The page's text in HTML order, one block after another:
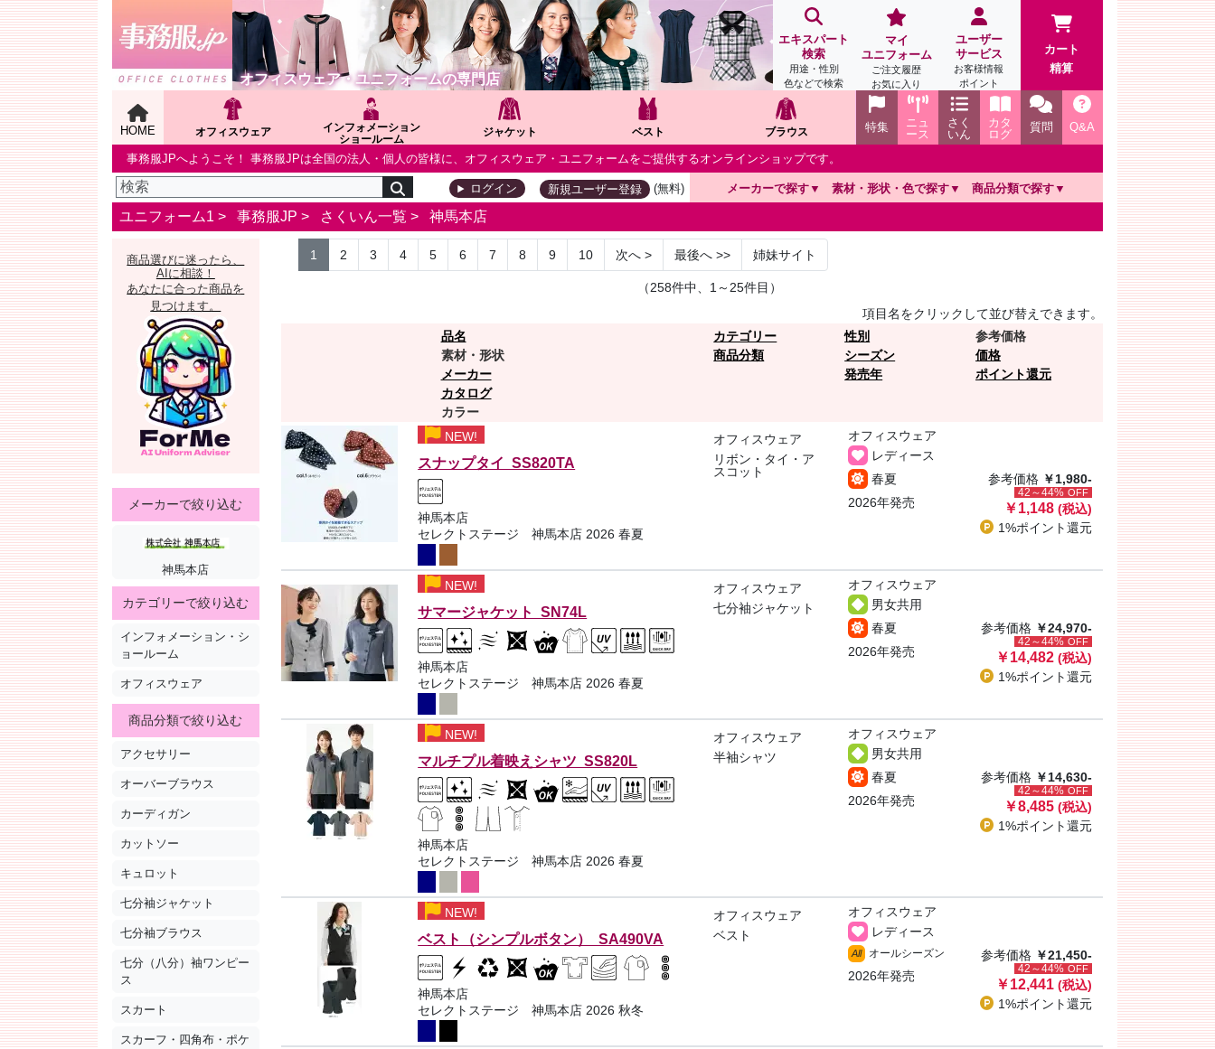
オフィスウェア・ユニフォームの専門店
エキスパート
検索
用途・性別
色などで検索
マイ
ユニフォーム
ご注文履歴
お気に入り
ユーザー
サービス
お客様情報
ポイント
カート
精算
HOME オフィスウェア
インフォメーション
ショールーム
ジャケット ベスト ブラウス Q&A
質問
カタ
ログ
さく
いん
ニュ
ース
特集
事務服JPへようこそ！ 事務服JPは全国の法人・個人の皆様に、オフィスウェア・ユニフォームをご提供するオンラインショップです。
ログイン 新規ユーザー登録 (無料) メーカーで探す 素材・形状・色で探す 商品分類で探す
ユニフォーム1 > 事務服JP > さくいん一覧 > 神馬本店
商品選びに迷ったら、
AIに相談！
あなたに合った商品を
見つけます。
メーカーで絞り込む
神馬本店
カテゴリーで絞り込む
インフォメーション・シ
ョールーム
オフィスウェア
商品分類で絞り込む
アクセサリー
オーバーブラウス
カーディガン
カットソー
キュロット
七分袖ジャケット
七分袖ブラウス
七分（八分）袖ワンピー
ス
スカート
スカーフ・四角布・ポケ
1 2 3 4 5 6 7 8 9 10 次へ> 最後へ>> 姉妹サイト
（258件中、1～25件目）
項目名をクリックして並び替えできます。
品名
素材・形状
メーカー
カタログ
カラー
カテゴリー
商品分類
性別
シーズン
発売年
参考価格
価格
ポイント還元
NEW!
スナップタイ SS820TA
神馬本店
セレクトステージ 神馬本店 2026 春夏
オフィスウェア
リボン・タイ・ア
スコット
オフィスウェア
レディース
春夏
2026年発売
参考価格 ￥1,980-
42～44% OFF
￥1,148 (税込)
1%ポイント還元
NEW!
サマージャケット SN74L
神馬本店
セレクトステージ 神馬本店 2026 春夏
オフィスウェア
七分袖ジャケット
オフィスウェア
男女共用
春夏
2026年発売
参考価格 ￥24,970-
42～44% OFF
￥14,482 (税込)
1%ポイント還元
NEW!
マルチプル着映えシャツ SS820L
神馬本店
セレクトステージ 神馬本店 2026 春夏
オフィスウェア
半袖シャツ
オフィスウェア
男女共用
春夏
2026年発売
参考価格 ￥14,630-
42～44% OFF
￥8,485 (税込)
1%ポイント還元
NEW!
ベスト（シンプルボタン） SA490VA
神馬本店
セレクトステージ 神馬本店 2026 秋冬
オフィスウェア
ベスト
オフィスウェア
レディース
All オールシーズン
2026年発売
参考価格 ￥21,450-
42～44% OFF
￥12,441 (税込)
1%ポイント還元